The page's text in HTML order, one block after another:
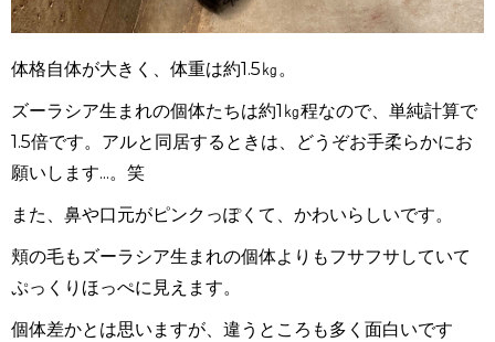
体格自体が大きく、体重は約1.5㎏。
ズーラシア生まれの個体たちは約1㎏程なので、単純計算で
1.5倍です。アルと同居するときは、どうぞお手柔らかにお
願いします...。笑
また、鼻や口元がピンクっぽくて、かわいらしいです。
頬の毛もズーラシア生まれの個体よりもフサフサしていて
ぷっくりほっぺに見えます。
個体差かとは思いますが、違うところも多く面白いです